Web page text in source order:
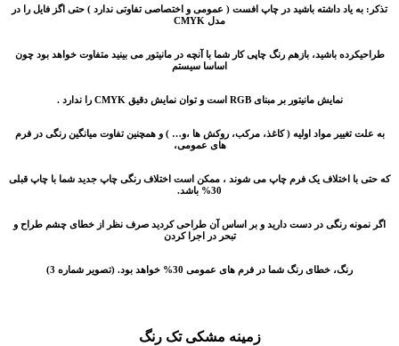
تذکر: به یاد داشته باشید در چاپ افست ( عمومی و اختصاصی تفاوتی ندارد ) حتی اگز فایل را در
مدل CMYK
طراحیکرده باشید، بازهم رنگ چاپی کار شما با آنچه در مانیتور می بینید متفاوت خواهد بود چون
اساسا سیستم
نمایش مانیتور بر مبنای RGB است و توان نمایش دقیق CMYK را ندارد .
به علت تغییر مواد اولیه ( کاغذ، مرکب، روکش ها ،و… ) و همچنین تفاوت میانگین رنگی در فرم
های عمومی،
که حتی با اختلاف یک فرم چاپ می شوند ، ممکن است اختلاف رنگی چاپ جدید شما با چاپ قبلی
30% باشد.
اگر نمونه رنگی در دست دارید و بر اساس آن طراحی کردید صرف نظر از خطای چشم طراح و
تبحر در اجرا کردن
رنگ، خطای رنگ شما در فرم های عمومی 30% خواهد بود. (تصویر شماره 3)
زمینه مشکی تک رنگ